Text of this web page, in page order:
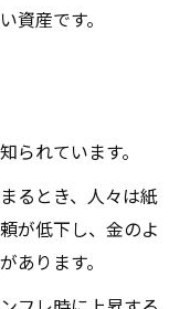
資産です。
られています。
るとき、人々は紙
が低下し、金のよ
あります。